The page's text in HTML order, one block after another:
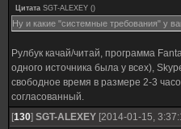
Цитата SGT-ALEXEY ()
Ну и какие "системные требования" у
Рулбук качай/читай, программа
одного источника была у всех),
свободное время в размере 2-3
согласованный.
[130] SGT-ALEXEY [2014-01-15,